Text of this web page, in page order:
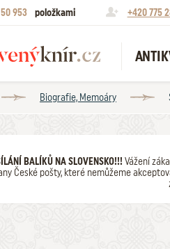
50 953 položkami +420 775
Biografie, Memoáry
BALÍKŮ NA SLOVENSKO!!! Vážení
České pošty, které nemůžeme